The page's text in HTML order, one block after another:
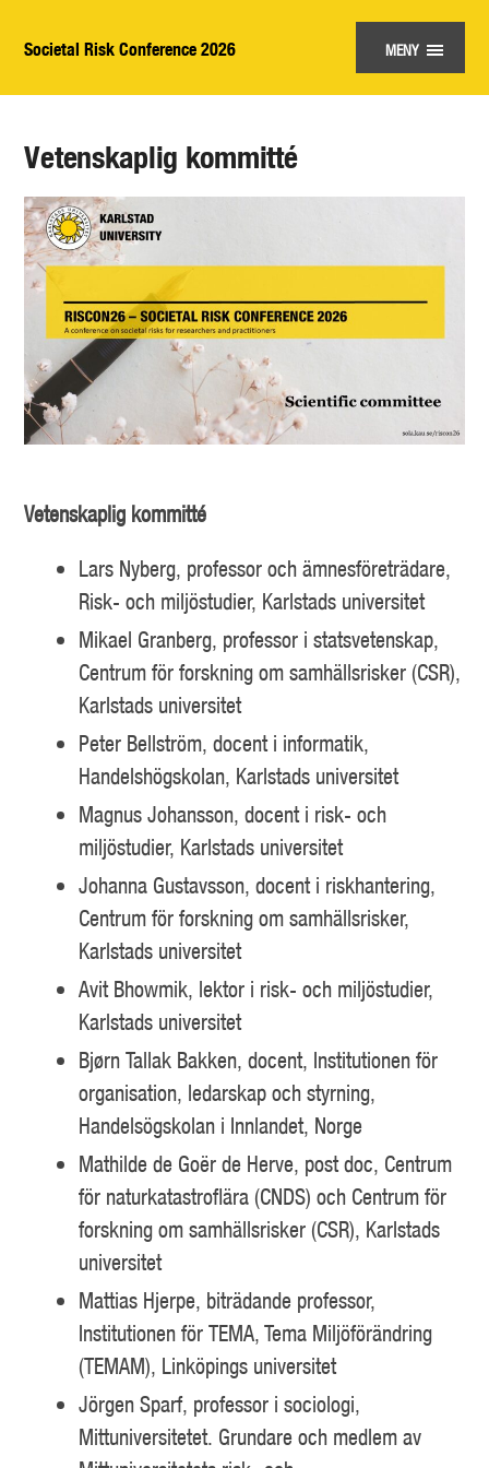
Societal Risk Conference 2026 MENY
Vetenskaplig kommitté
Vetenskaplig kommitté
Lars Nyberg, professor och ämnesföreträdare,
Risk- och miljöstudier, Karlstads universitet
Mikael Granberg, professor i statsvetenskap,
Centrum för forskning om samhällsrisker (CSR),
Karlstads universitet
Peter Bellström, docent i informatik,
Handelshögskolan, Karlstads universitet
Magnus Johansson, docent i risk- och
miljöstudier, Karlstads universitet
Johanna Gustavsson, docent i riskhantering,
Centrum för forskning om samhällsrisker,
Karlstads universitet
Avit Bhowmik, lektor i risk- och miljöstudier,
Karlstads universitet
Bjørn Tallak Bakken, docent, Institutionen för
organisation, ledarskap och styrning,
Handelsögskolan i Innlandet, Norge
Mathilde de Goër de Herve, post doc, Centrum
för naturkatastroflära (CNDS) och Centrum för
forskning om samhällsrisker (CSR), Karlstads
universitet
Mattias Hjerpe, biträdande professor,
Institutionen för TEMA, Tema Miljöförändring
(TEMAM), Linköpings universitet
Jörgen Sparf, professor i sociologi,
Mittuniversitetet. Grundare och medlem av